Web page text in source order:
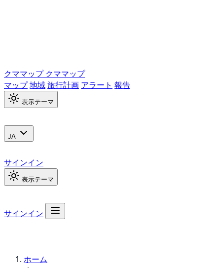
クママップ クママップ
マップ地域旅行計画 アラート 報告
表示テーマ
JA
サインイン
表示テーマ
サインイン
ホーム